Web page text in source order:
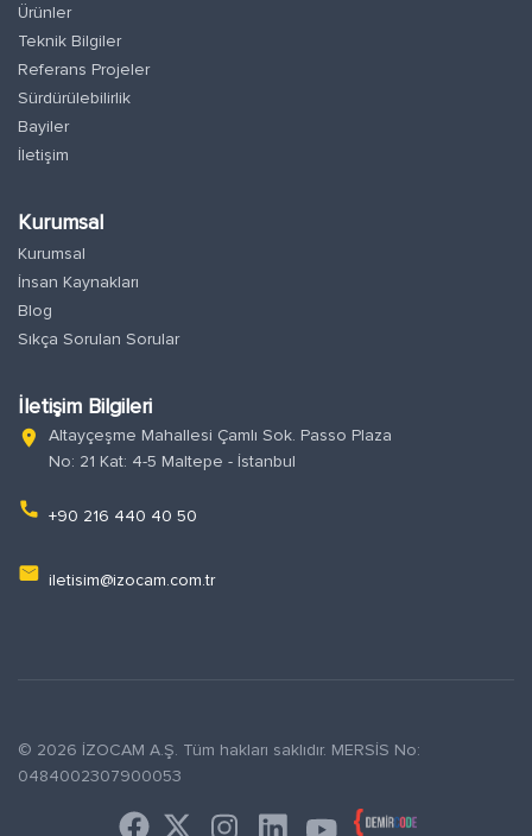
Ürünler
Teknik Bilgiler
Referans Projeler
Sürdürülebilirlik
Bayiler
İletişim
Kurumsal
Kurumsal
İnsan Kaynakları
Blog
Sıkça Sorulan Sorular
İletişim Bilgileri
location_on
Altayçeşme Mahallesi Çamlı Sok. Passo Plaza
No: 21 Kat: 4-5 Maltepe - İstanbul
phone +90 216 440 40 50
email iletisim@izocam.com.tr
© 2026 İZOCAM A.Ş. Tüm hakları saklıdır. MERSİS No:
0484002307900053